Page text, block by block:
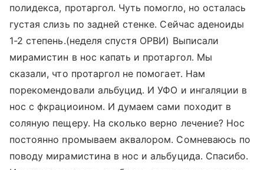
полидекса, протаргол. Чуть помогло, но осталась
густая слизь по задней стенке. Сейчас аденоиды
1-2 степень.(неделя спустя ОРВИ) Выписали
мирамистин в нос капать и протаргол. Мы
сказали, что протаргол не помогает. Нам
порекомендовали альбуцид. И УФО и ингаляции в
нос с фкрациоином. И думаем сами походит в
соляную пещеру. На сколько верно лечение? Нос
постоянно промываем аквалором. Сомневаюсь по
поводу мирамистина в нос и альбуцида. Спасибо.